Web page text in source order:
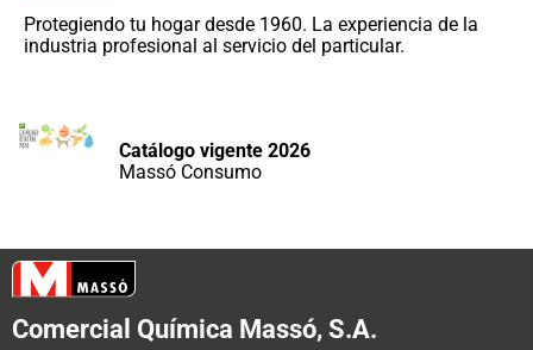
Protegiendo tu hogar desde 1960. La experiencia de la
industria profesional al servicio del particular.
Catálogo vigente 2026
Massó Consumo
Comercial Química Massó, S.A.